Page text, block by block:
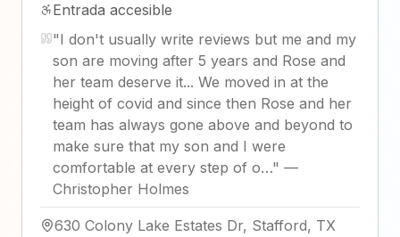
Entrada accesible
"I don't usually write reviews but me and my
son are moving after 5 years and Rose and
her team deserve it... We moved in at the
height of covid and since then Rose and her
team has always gone above and beyond to
make sure that my son and I were
comfortable at every step of o…" —
Christopher Holmes
630 Colony Lake Estates Dr, Stafford, TX